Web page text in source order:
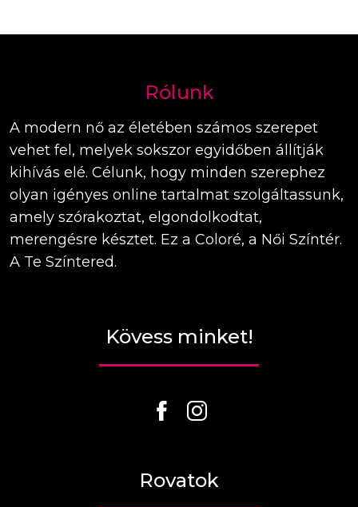
Rólunk
A modern nő az életében számos szerepet
vehet fel, melyek sokszor egyidőben állítják
kihívás elé. Célunk, hogy minden szerephez
olyan igényes online tartalmat szolgáltassunk,
amely szórakoztat, elgondolkodtat,
merengésre késztet. Ez a Coloré, a Női Színtér.
A Te Színtered.
Kövess minket!
Rovatok